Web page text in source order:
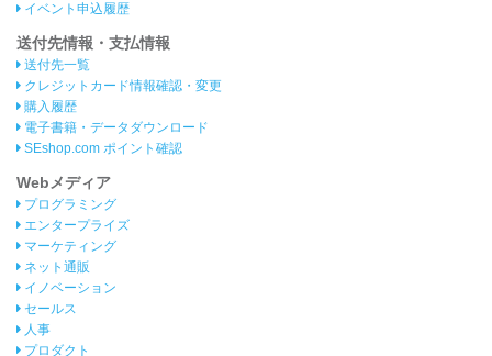
イベント申込履歴
送付先情報・支払情報
送付先一覧
クレジットカード情報確認・変更
購入履歴
電子書籍・データダウンロード
SEshop.com ポイント確認
Webメディア
プログラミング
エンタープライズ
マーケティング
ネット通販
イノベーション
セールス
人事
プロダクト